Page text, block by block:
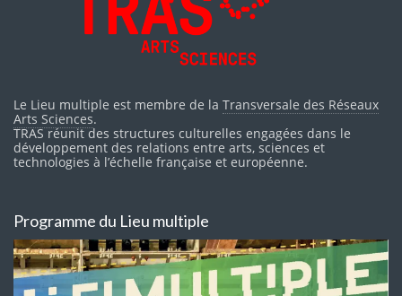
Le Lieu multiple est membre de la Transversale des Réseaux
Arts Sciences.
TRAS réunit des structures culturelles engagées dans le
développement des relations entre arts, sciences et
technologies à l’échelle française et européenne.
Programme du Lieu multiple